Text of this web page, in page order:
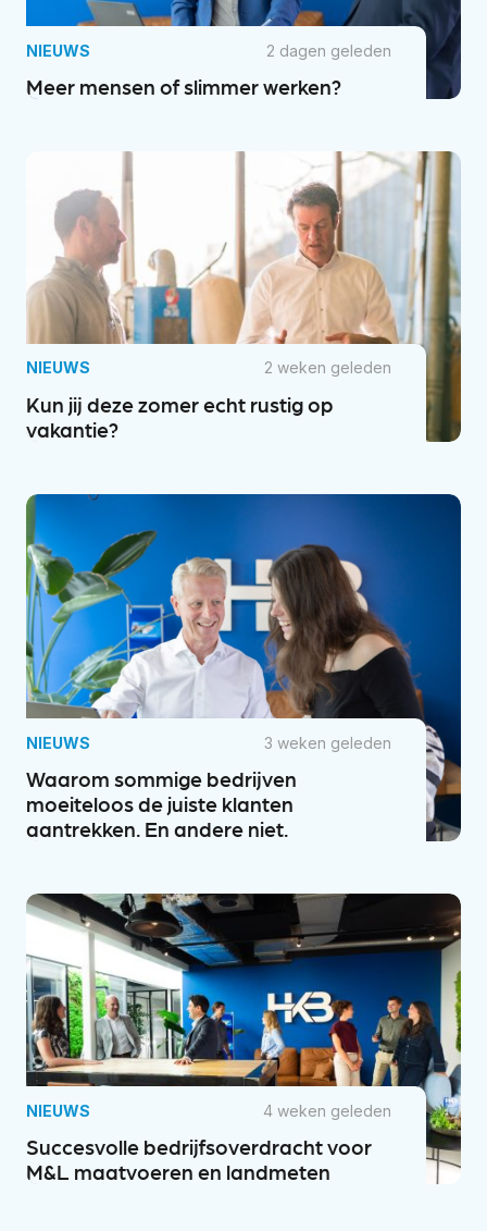
NIEUWS 2 dagen geleden
Meer mensen of slimmer werken?
NIEUWS 2 weken geleden
Kun jij deze zomer echt rustig op
vakantie?
NIEUWS 3 weken geleden
Waarom sommige bedrijven
moeiteloos de juiste klanten
aantrekken. En andere niet.
NIEUWS 4 weken geleden
Succesvolle bedrijfsoverdracht voor
M&L maatvoeren en landmeten